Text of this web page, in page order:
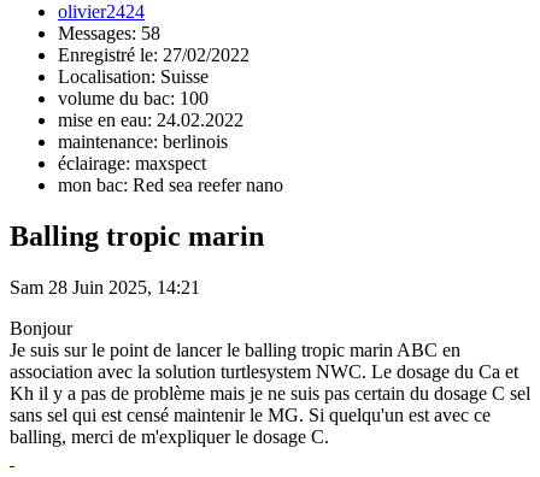
olivier2424
Messages: 58
Enregistré le: 27/02/2022
Localisation: Suisse
volume du bac: 100
mise en eau: 24.02.2022
maintenance: berlinois
éclairage: maxspect
mon bac: Red sea reefer nano
Balling tropic marin
Sam 28 Juin 2025, 14:21
Bonjour
Je suis sur le point de lancer le balling tropic marin ABC en
association avec la solution turtlesystem NWC. Le dosage du Ca et
Kh il y a pas de problème mais je ne suis pas certain du dosage C sel
sans sel qui est censé maintenir le MG. Si quelqu'un est avec ce
balling, merci de m'expliquer le dosage C.